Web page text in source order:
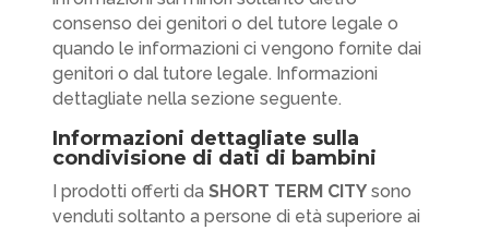
consenso dei genitori o del tutore legale o
quando le informazioni ci vengono fornite dai
genitori o dal tutore legale. Informazioni
dettagliate nella sezione seguente.
Informazioni dettagliate sulla
condivisione di dati di bambini
I prodotti offerti da SHORT TERM CITYsono
venduti soltanto a persone di età superiore ai